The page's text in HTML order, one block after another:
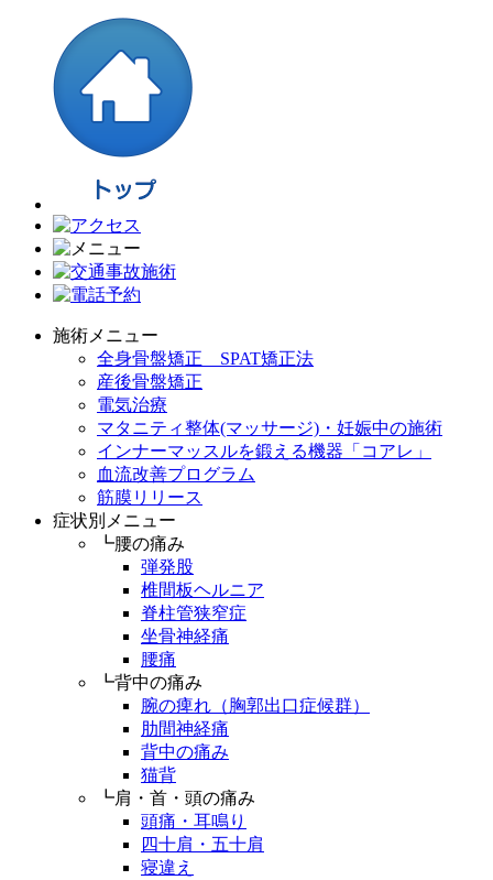
施術メニュー
全身骨盤矯正 SPAT矯正法
産後骨盤矯正
電気治療
マタニティ整体(マッサージ)・妊娠中の施術
インナーマッスルを鍛える機器「コアレ」
血流改善プログラム
筋膜リリース
症状別メニュー
┗腰の痛み
弾発股
椎間板ヘルニア
脊柱管狭窄症
坐骨神経痛
腰痛
┗背中の痛み
腕の痺れ（胸郭出口症候群）
肋間神経痛
背中の痛み
猫背
┗肩・首・頭の痛み
頭痛・耳鳴り
四十肩・五十肩
寝違え